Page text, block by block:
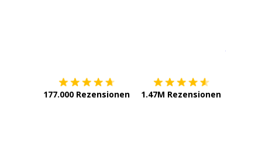
177.000 Rezensionen 1.47M Rezensionen